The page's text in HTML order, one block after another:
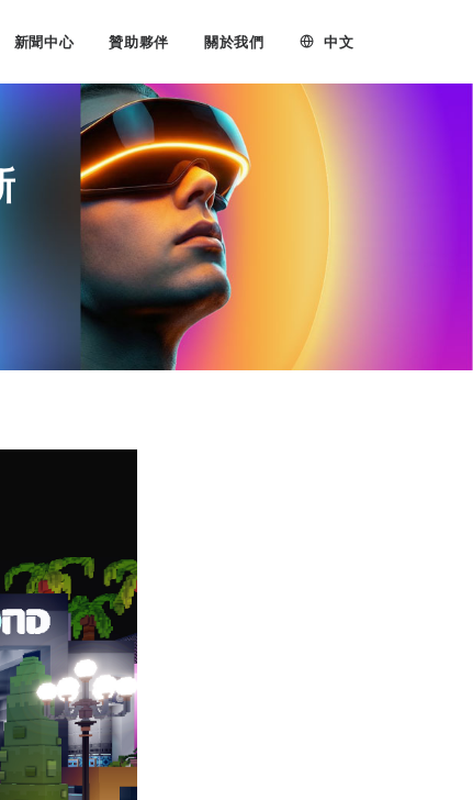
新聞中心 贊助夥伴 關於我們 中文